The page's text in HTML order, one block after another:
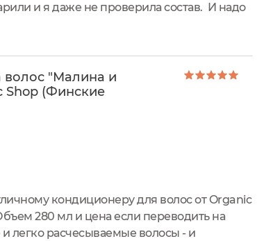
и я даже не проверила состав. И надо
волос "Малина и
Shop (Финские
кондиционеру для волос от Organic
280 мл и цена если переводить на
легко расчесываемые волосы - и